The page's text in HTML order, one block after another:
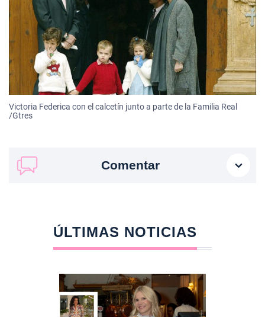
Victoria Federica con el calcetín junto a parte de la Familia Real
/Gtres
Comentar
ÚLTIMAS NOTICIAS